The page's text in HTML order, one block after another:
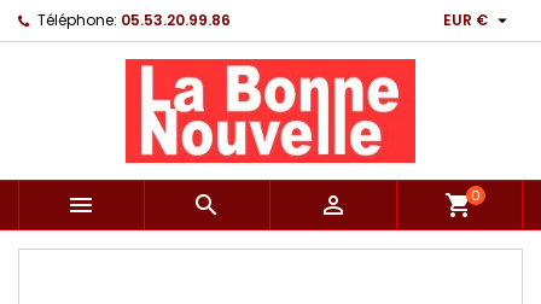
Téléphone: 05.53.20.99.86 EUR € 
   shopping_cart0